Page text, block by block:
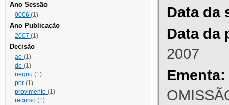
Ano Sessão
0006 (1)
Ano Publicação
2007 (1)
Decisão
ao (1)
de (1)
negou (1)
por (1)
provimento (1)
recurso (1)
Data da
Data da
2007
Ementa: